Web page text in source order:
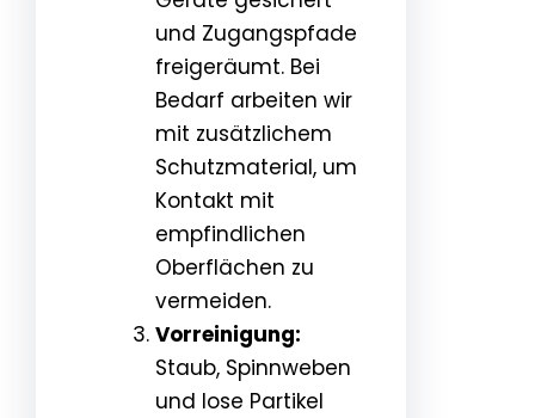
und Zugangspfade
freigeräumt. Bei
Bedarf arbeiten wir
mit zusätzlichem
Schutzmaterial, um
Kontakt mit
empfindlichen
Oberflächen zu
vermeiden.
Vorreinigung:
Staub, Spinnweben
und lose Partikel